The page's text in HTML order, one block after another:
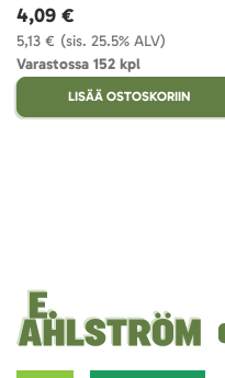
(sis. 25.5% ALV)
5,13 €
4,09 €
Varastossa 152 kpl
LISÄÄ OSTOSKORIIN